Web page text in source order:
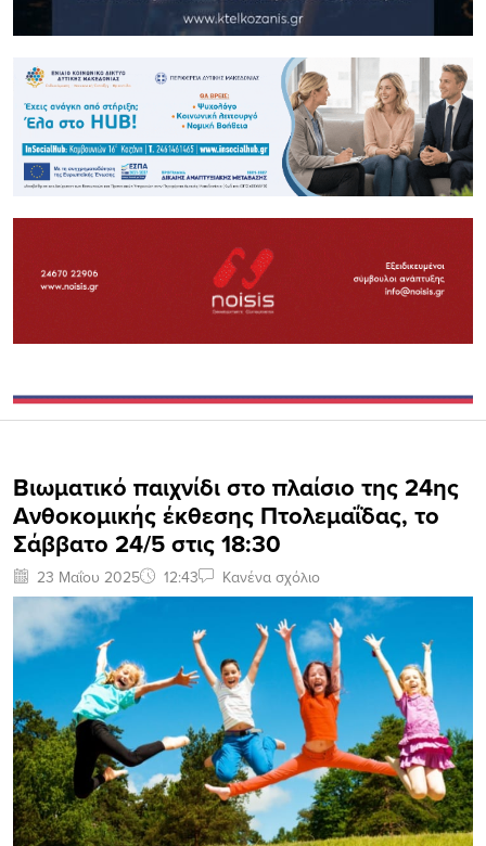
Βιωματικό παιχνίδι στο πλαίσιο της 24ης
Ανθοκομικής έκθεσης Πτολεμαΐδας, το
Σάββατο 24/5 στις 18:30
23 Μαΐου 2025 12:43 Κανένα σχόλιο